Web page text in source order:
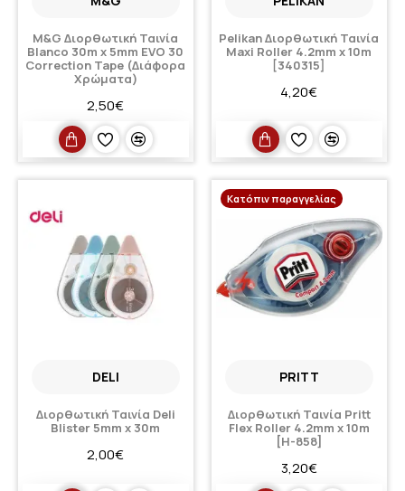
M&G Διορθωτική Ταινία
Blanco 30m x 5mm EVO 30
Correction Tape (Διάφορα
Χρώματα)
2,50€
Pelikan Διορθωτική Ταινία
Maxi Roller 4.2mm x 10m
[340315]
4,20€
DELI
Διορθωτική Ταινία Deli
Blister 5mm x 30m
2,00€
Κατόπιν παραγγελίας
PRITT
Διορθωτική Ταινία Pritt
Flex Roller 4.2mm x 10m
[Η-858]
3,20€